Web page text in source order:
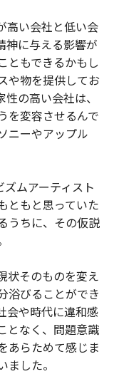
高い会社と低い会
神に与える影響が
ともできるかもし
や物を提供してお
の高い会社は、
を変容させるんで
ニーやアップル
ムアーティスト
ともと思っていた
うちに、その仮説
状そのものを変え
浴びることができ
会や時代に違和感
となく、問題意識
あらためて感じま
した。